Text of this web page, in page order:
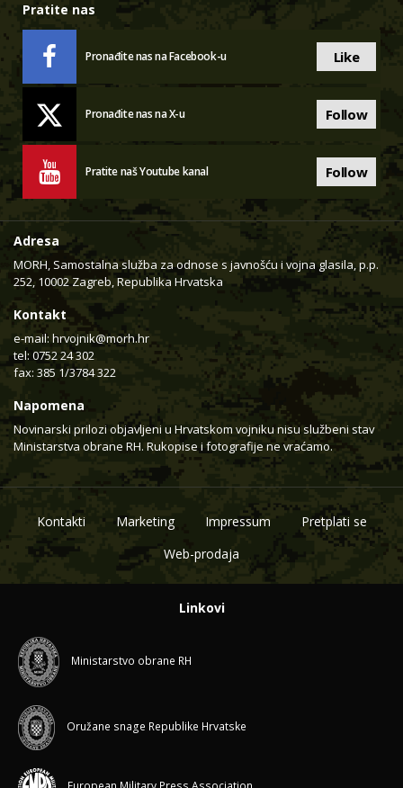
Pratite nas
Pronađite nas na Facebook-u Like
Pronađite nas na X-u Follow
Pratite naš Youtube kanal Follow
Adresa
MORH, Samostalna služba za odnose s javnošću i vojna glasila, p.p.
252, 10002 Zagreb, Republika Hrvatska
Kontakt
e-mail: hrvojnik@morh.hr
tel: 0752 24 302
fax: 385 1/3784 322
Napomena
Novinarski prilozi objavljeni u Hrvatskom vojniku nisu službeni stav
Ministarstva obrane RH. Rukopise i fotografije ne vraćamo.
Kontakti Marketing Impressum
Pretplati se
Web-prodaja
Linkovi
Ministarstvo obrane RH
Oružane snage Republike Hrvatske